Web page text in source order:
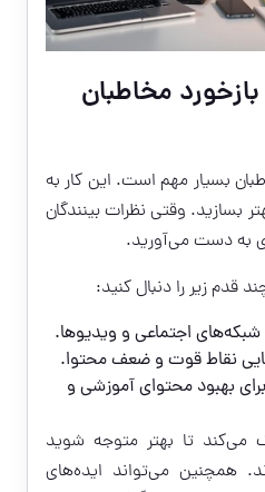
مخاطبان
بسیار مهم است. این کار به
بسازید. وقتی نظرات بینندگان
به دست می‌آورید.
قدم زیر را دنبال کنید:
اجتماعی و ویدیوها.
نقاط قوت و ضعف محتوا.
بهبود محتوای آموزشی و
تا بهتر متوجه شوید
همچنین می‌تواند ایده‌های